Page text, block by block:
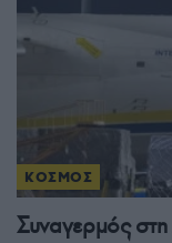
ΚΟΣΜΟΣ
Συναγερμός